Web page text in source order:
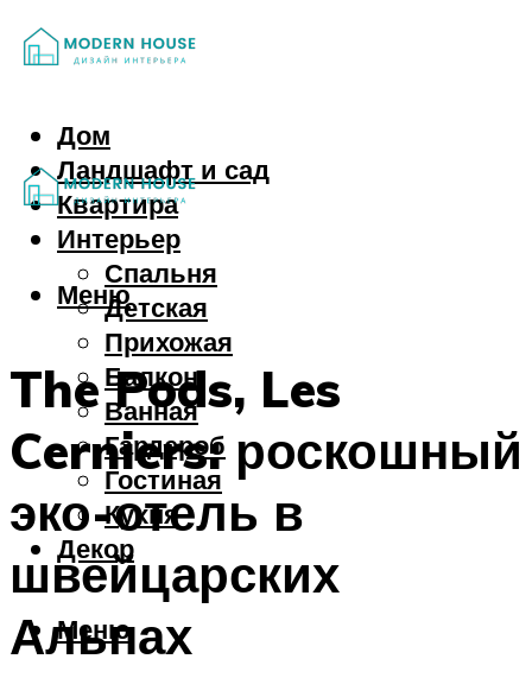
Дом
Ландшафт и сад
Квартира
Интерьер
Спальня
Детская
Прихожая
Балкон
Ванная
Гардероб
Гостиная
Кухня
Декор
Меню
Меню
The Pods, Les
Cerniers: роскошный
эко-отель в
швейцарских
Альпах